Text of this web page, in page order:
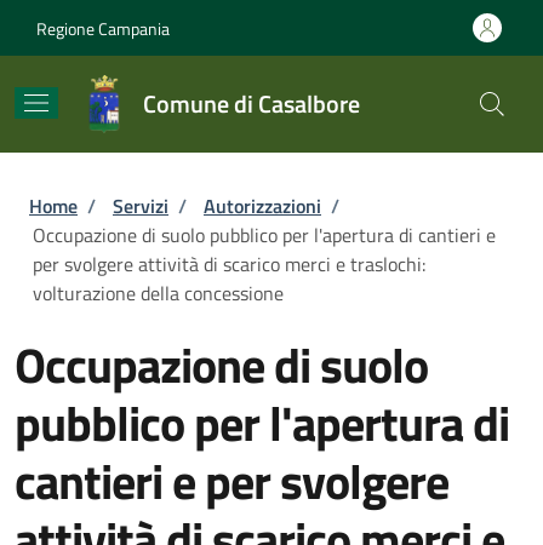
Regione Campania
Comune di Casalbore
Briciole di pane
Home / Servizi / Autorizzazioni /
Occupazione di suolo pubblico per l'apertura di cantieri e
per svolgere attività di scarico merci e traslochi:
volturazione della concessione
Occupazione di suolo
pubblico per l'apertura di
cantieri e per svolgere